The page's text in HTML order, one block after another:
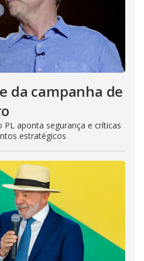
da campanha de
aponta segurança e críticas
estratégicos